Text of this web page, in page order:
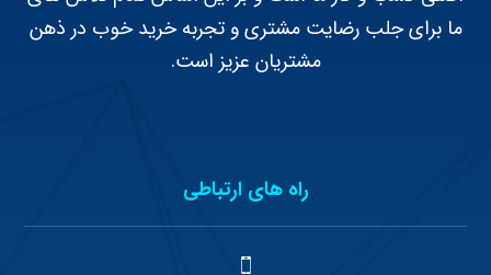
ما برای جلب رضایت مشتری و تجربه خرید خوب در ذهن
مشتریان عزیز است.
راه های ارتباطی